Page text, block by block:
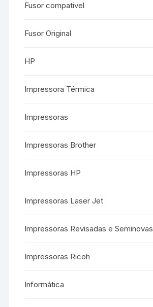
Fusor compativel
Fusor Original
HP
Impressora Térmica
Impressoras
Impressoras Brother
Impressoras HP
Impressoras Laser Jet
Impressoras Revisadas e Seminovas
Impressoras Ricoh
Informática